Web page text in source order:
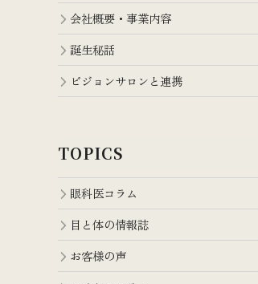
会社概要・事業内容
誕生秘話
ビジョンサロンと連携
TOPICS
眼科医コラム
目と体の情報誌
お客様の声